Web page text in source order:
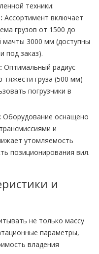
техники:
Ассортимент включает
грузов от 1500 до
мачты 3000 мм (доступны
под заказ).
Оптимальный радиус
тяжести груза (500 мм)
погрузчики в
Оборудование оснащено
и
утомляемость
позиционирования вил.
и
не только массу
параметры,
владения